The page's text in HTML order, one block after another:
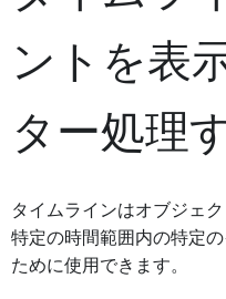
ントを表
ター処理
タイムラインはオブジェ
特定の時間範囲内の特定
ために使用できます。